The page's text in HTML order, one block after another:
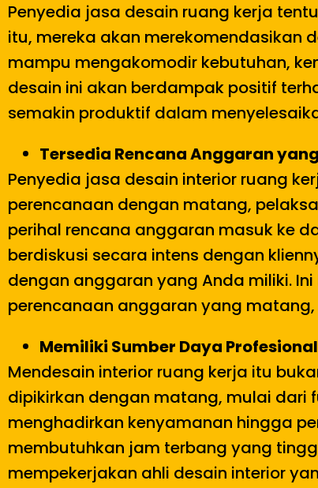
Penyedia jasa desain ruang kerja
itu, mereka akan merekomendasikan
mampu mengakomodir kebutuhan,
desain ini akan berdampak positif
semakin produktif dalam
Tersedia Rencana Anggaran
Penyedia jasa desain interior ruang
perencanaan dengan matang,
perihal rencana anggaran masuk ke
berdiskusi secara intens dengan
dengan anggaran yang Anda miliki.
perencanaan anggaran yang
Memiliki Sumber Daya
Mendesain interior ruang kerja itu
dipikirkan dengan matang, mulai dari
menghadirkan kenyamanan hingga
membutuhkan jam terbang yang
mempekerjakan ahli desain interior